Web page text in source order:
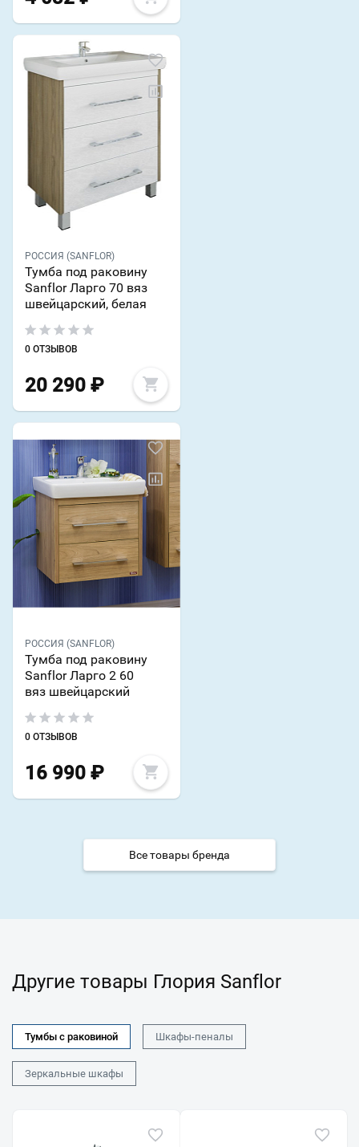
РОССИЯ (SANFLOR)
Тумба под раковину
Sanflor Ларго 70 вяз
швейцарский, белая
0 ОТЗЫВОВ
20 290 ₽
РОССИЯ (SANFLOR)
Тумба под раковину
Sanflor Ларго 2 60
вяз швейцарский
0 ОТЗЫВОВ
16 990 ₽
Все товары бренда
Другие товары Глория Sanflor
Тумбы с раковиной Шкафы-пеналы
Зеркальные шкафы